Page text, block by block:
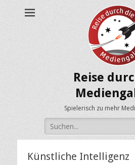
Reise
Spielerisch zu mehr
Suche
nach:
Künstliche Intelligenz